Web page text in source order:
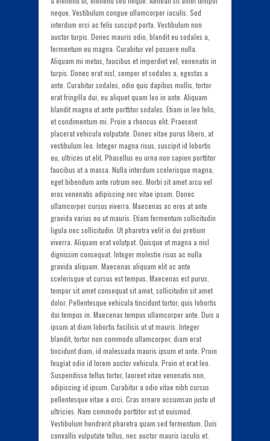
neque. Vestibulum congue ullamcorper iaculis. Sed
interdum orci ac felis suscipit porta. Vestibulum non
auctor turpis. Donec mauris odio, blandit eu sodales a,
fermentum eu magna. Curabitur vel posuere nulla.
Aliquam mi metus, faucibus et imperdiet vel, venenatis in
turpis. Donec erat nisl, semper et sodales a, egestas a
ante. Curabitur sodales, odio quis dapibus mollis, tortor
erat fringilla dui, eu aliquet quam leo in ante. Aliquam
blandit magna ut ante porttitor sodales. Etiam in leo felis,
et condimentum mi. Proin a rhoncus elit. Praesent
placerat vehicula vulputate. Donec vitae purus libero, at
vestibulum leo. Integer magna risus, suscipit id lobortis
eu, ultrices ut elit. Phasellus eu urna non sapien porttitor
faucibus ut a massa. Nulla interdum scelerisque magna,
eget bibendum ante rutrum nec. Morbi sit amet arcu vel
eros venenatis adipiscing nec vitae ipsum. Donec
ullamcorper cursus viverra. Maecenas ac eros at ante
gravida varius eu ut mauris. Etiam fermentum sollicitudin
ligula nec sollicitudin. Ut pharetra velit in dui pretium
viverra. Aliquam erat volutpat. Quisque ut magna a nisl
dignissim consequat. Integer molestie risus ac nulla
gravida aliquam. Maecenas aliquam elit ac ante
scelerisque ut cursus est tempus. Maecenas est purus,
tempor sit amet consequat sit amet, sollicitudin sit amet
dolor. Pellentesque vehicula tincidunt tortor, quis lobortis
dui tempus in. Maecenas tempus ullamcorper ante. Duis a
ipsum at diam lobortis facilisis ut ut mauris. Integer
blandit, tortor non commodo ullamcorper, diam erat
tincidunt diam, id malesuada mauris ipsum et ante. Proin
feugiat odio id lorem auctor vehicula. Proin et erat leo.
Suspendisse tellus tortor, laoreet vitae venenatis non,
adipiscing id ipsum. Curabitur a odio vitae nibh cursus
pellentesque vitae a orci. Cras ornare accumsan justo ut
ultricies. Nam commodo porttitor est ut euismod.
Vestibulum hendrerit pharetra quam sed fermentum. Duis
convallis vulputate tellus, nec auctor mauris iaculis et.